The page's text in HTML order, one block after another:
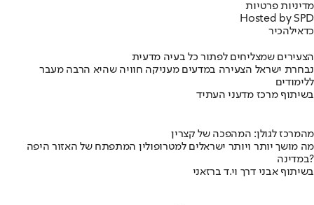
מדיניות פרטיות
Hosted by SPD
כדאילהכיר
הצעירים שמצליחים לפתור כל בעיה מדעית
נבחרת ישראל הצעירה במדעים מעניקה חוויה שהיא הרבה מעבר
ללימודים
בשיתוף מרכז מדעני העתיד
מהמרכז לגולן: המהפכה של קצרין
מה מושך יותר ויותר ישראלים למטרופולין המתפתח של האזור היפה
במדינה?
בשיתוף אבני דרך וי.ד ברזאני